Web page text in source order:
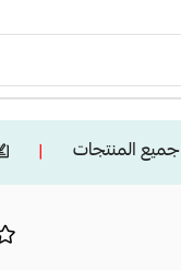
جميع المنتجات ❘